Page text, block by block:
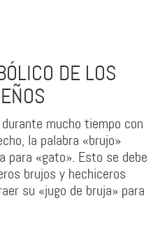
DE LOS
mucho tiempo con
la palabra «brujo»
para «gato». Esto se debe
brujos y hechiceros
su «jugo de bruja» para